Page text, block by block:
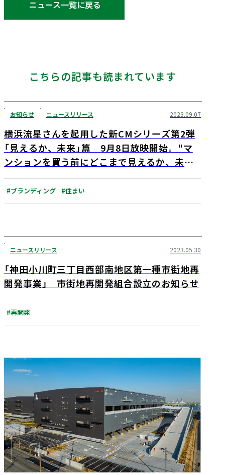
ニュース一覧に戻る
こちらの記事も読まれています
お知らせ ニュースリリース 2023.09.07
横浜流星さんを起用した新CMシリーズ第2弾
「見えるか、未来」篇 9月8日放映開始。"マ
ンションを買う前にどこまで見えるか、未
#ブランディング #住まい
ニュースリリース 2023.05.30
「神田小川町三丁目西部南地区第一種市街地再
開発事業」 市街地再開発組合設立のお知らせ
#再開発